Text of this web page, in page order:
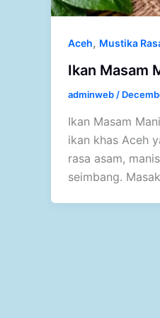
Aceh, Mustika
Ikan Masam
adminweb /
Ikan Masam
ikan khas Aceh
rasa asam,
seimbang.